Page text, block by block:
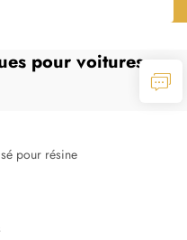
pour voitures
pour résine